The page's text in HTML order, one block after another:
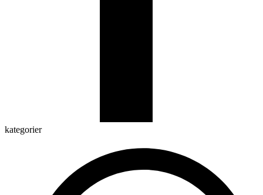
kategorier